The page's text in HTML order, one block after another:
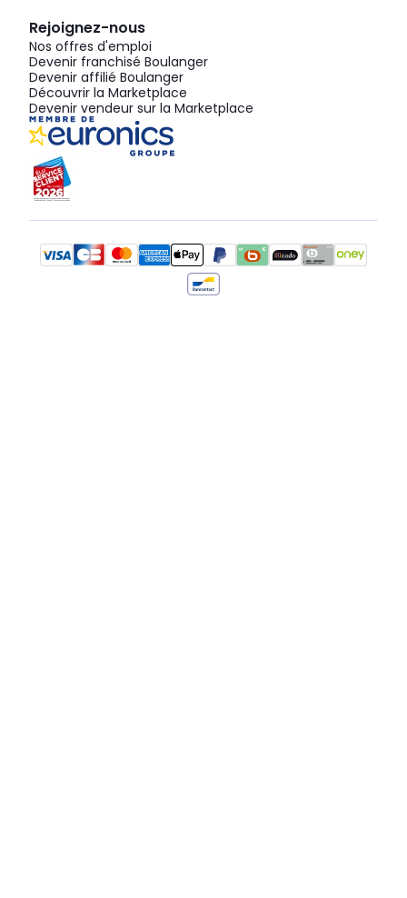
Rejoignez-nous
Nos offres d'emploi
Devenir franchisé Boulanger
Devenir affilié Boulanger
Découvrir la Marketplace
Devenir vendeur sur la Marketplace